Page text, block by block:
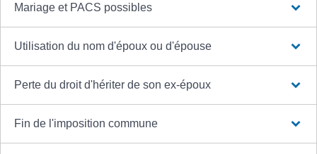
Mariage et PACS possibles
Utilisation du nom d'époux ou d'épouse
Perte du droit d'hériter de son ex-époux
Fin de l'imposition commune